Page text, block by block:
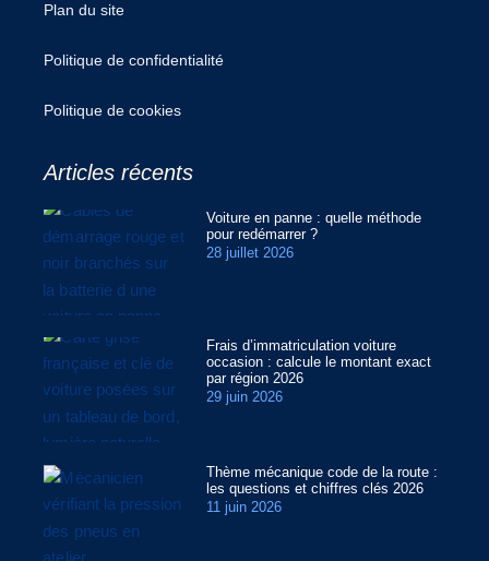
Plan du site
Politique de confidentialité
Politique de cookies
Articles récents
Voiture en panne : quelle méthode
pour redémarrer ?
28 juillet 2026
Frais d’immatriculation voiture
occasion : calcule le montant exact
par région 2026
29 juin 2026
Thème mécanique code de la route :
les questions et chiffres clés 2026
11 juin 2026